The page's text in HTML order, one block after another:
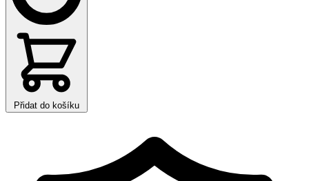
Přidat do košíku